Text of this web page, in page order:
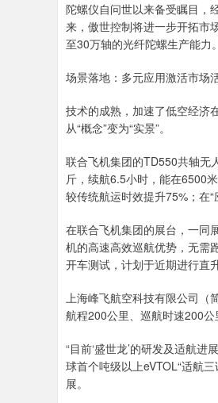
陀螺仪自问世以来备受瞩目，
来，傲世控制将进一步开拓市
至30万轴的光纤陀螺生产能力。
场景落地：多元应用激活市场
技术的成熟，加速了低空经济
从“概念”变为“实景”。
联合飞机集团的TD550共轴无
斤，续航6.5小时，能在6500
较传统航运时效提升75%；在
在联合飞机集团的展台，一同
机的高速高效巡航优势，无需
开车测试，计划于近期进行直
上海峰飞航空科技有限公司（
航程200公里、巡航时速200
“目前‘盛世龙’的研发及适航
球首个吨级以上eVTOL“适航
展。